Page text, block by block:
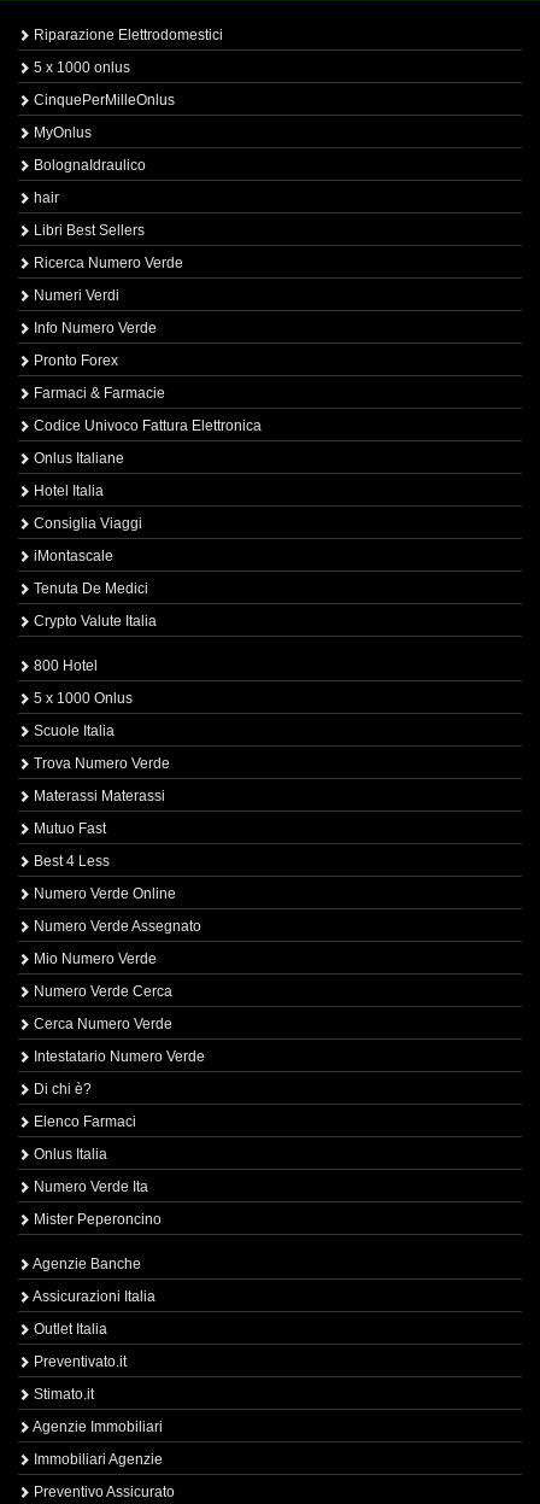
Riparazione Elettrodomestici
5 x 1000 onlus
CinquePerMilleOnlus
MyOnlus
BolognaIdraulico
hair
Libri Best Sellers
Ricerca Numero Verde
Numeri Verdi
Info Numero Verde
Pronto Forex
Farmaci & Farmacie
Codice Univoco Fattura Elettronica
Onlus Italiane
Hotel Italia
Consiglia Viaggi
iMontascale
Tenuta De Medici
Crypto Valute Italia
800 Hotel
5 x 1000 Onlus
Scuole Italia
Trova Numero Verde
Materassi Materassi
Mutuo Fast
Best 4 Less
Numero Verde Online
Numero Verde Assegnato
Mio Numero Verde
Numero Verde Cerca
Cerca Numero Verde
Intestatario Numero Verde
Di chi è?
Elenco Farmaci
Onlus Italia
Numero Verde Ita
Mister Peperoncino
Agenzie Banche
Assicurazioni Italia
Outlet Italia
Preventivato.it
Stimato.it
Agenzie Immobiliari
Immobiliari Agenzie
Preventivo Assicurato